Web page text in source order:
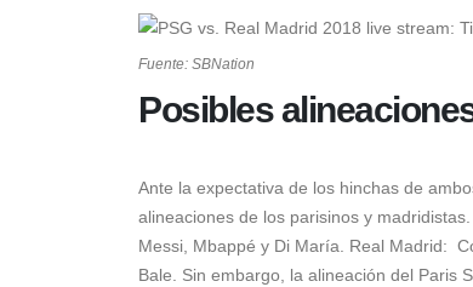
Fuente: SBNation
Posibles
Ante la expectativa de los hinchas de
alineaciones de los parisinos y
Messi, Mbappé y Di María. Real Madrid:
Bale. Sin embargo, la alineación del Paris